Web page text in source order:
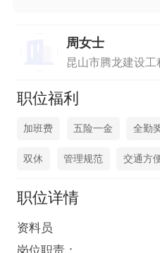
周女士
昆山市腾龙建设工
职位福利
加班费 五险一金 全勤
双休 管理规范 交通方
职位详情
资料员
岗位职责：